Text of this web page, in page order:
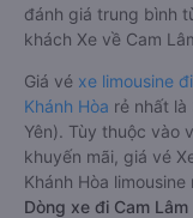
đánh giá trung bình
khách Xe về Cam
Giá vé xe limousine
Khánh Hòa rẻ nhất
Yên). Tùy thuộc vào
khuyến mãi, giá vé
Khánh Hòa
Dòng xe đi Cam